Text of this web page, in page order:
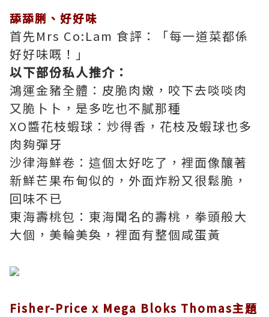
舔舔脷、好好味
首先Mrs Co:Lam 食評：「每一道菜都係
好好味嘅！」
以下部份私人推介：
鴻運金豬全體：皮脆肉嫩，咬下去啖啖肉
又脆卜卜，是多吃也不膩那種
XO醬花枝蝦球：炒得香，花枝及蝦球也多
肉夠彈牙
沙律海鮮卷：這個太好吃了，裡面像釀著
新鮮芒果布甸似的，外面炸粉又很鬆脆，
回味不已
東海壽桃包：東海聞名的壽桃，拳頭般大
大個，美輪美奐，裡面有整個咸蛋黃
Fisher-Price x Mega Bloks Thomas主題